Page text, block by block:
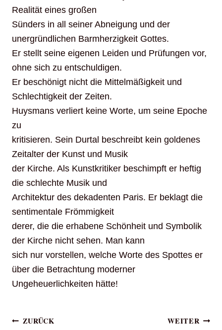
Realität eines großen
Sünders in all seiner Abneigung und der
unergründlichen Barmherzigkeit Gottes.
Er stellt seine eigenen Leiden und Prüfungen vor,
ohne sich zu entschuldigen.
Er beschönigt nicht die Mittelmäßigkeit und
Schlechtigkeit der Zeiten.
Huysmans verliert keine Worte, um seine Epoche
zu
kritisieren. Sein Durtal beschreibt kein goldenes
Zeitalter der Kunst und Musik
der Kirche. Als Kunstkritiker beschimpft er heftig
die schlechte Musik und
Architektur des dekadenten Paris. Er beklagt die
sentimentale Frömmigkeit
derer, die die erhabene Schönheit und Symbolik
der Kirche nicht sehen. Man kann
sich nur vorstellen, welche Worte des Spottes er
über die Betrachtung moderner
Ungeheuerlichkeiten hätte!
Beitragsnavigation
ZURÜCK WEITER